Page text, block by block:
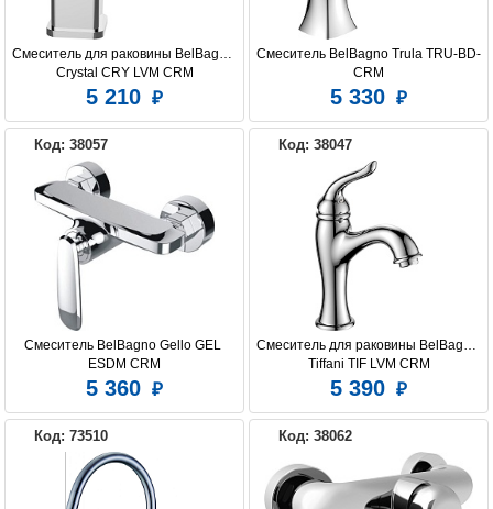
Смеситель для раковины BelBagno
Crystal CRY LVM CRM
5 210
Смеситель BelBagno Trula TRU-BD-
CRM
5 330
Код: 38057
Смеситель BelBagno Gello GEL
ESDM CRM
5 360
Код: 38047
Смеситель для раковины BelBagno
Tiffani TIF LVM CRM
5 390
Код: 73510 Код: 38062